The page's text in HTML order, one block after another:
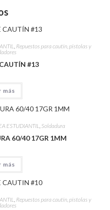
, Repuestos para cautín, pistolas y
#13
más
ESTUDIANTIL, Soldadura
60/40 17GR 1MM
más
, Repuestos para cautín, pistolas y